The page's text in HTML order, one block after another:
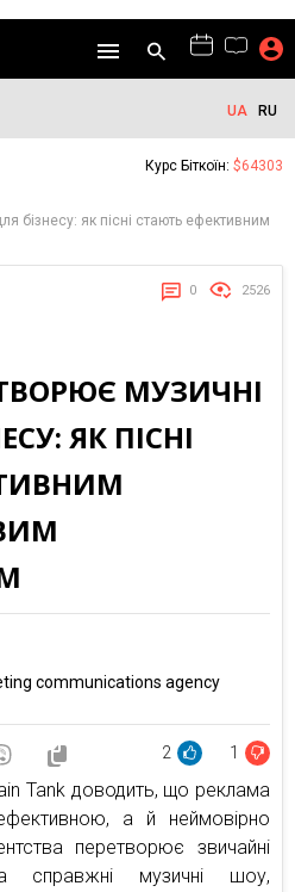
UA RU
Курс Біткоїн: $64303
бізнесу: як пісні стають ефективним
0 2526
МУЗИЧНІ
ЯК ПІСНІ
communications agency
2 1
Tank доводить, що реклама
а й неймовірно
перетворює звичайні
справжні музичні шоу,